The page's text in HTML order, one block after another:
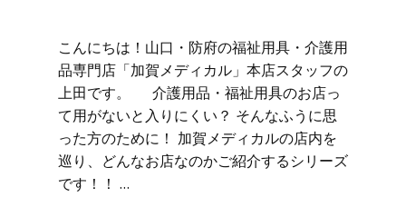
こんにちは！山口・防府の福祉用具・介護用
品専門店「加賀メディカル」本店スタッフの
上田です。 介護用品・福祉用具のお店っ
て用がないと入りにくい？ そんなふうに思
った方のために！ 加賀メディカルの店内を
巡り、どんなお店なのかご紹介するシリーズ
です！！ …